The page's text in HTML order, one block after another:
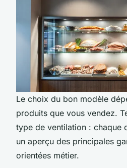
Le choix du bon modèle
produits que vous vendez.
type de ventilation : chaque
un aperçu des principales
orientées métier.